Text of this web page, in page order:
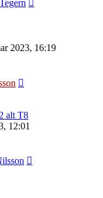
2023, 16:19
alt T8
12:01